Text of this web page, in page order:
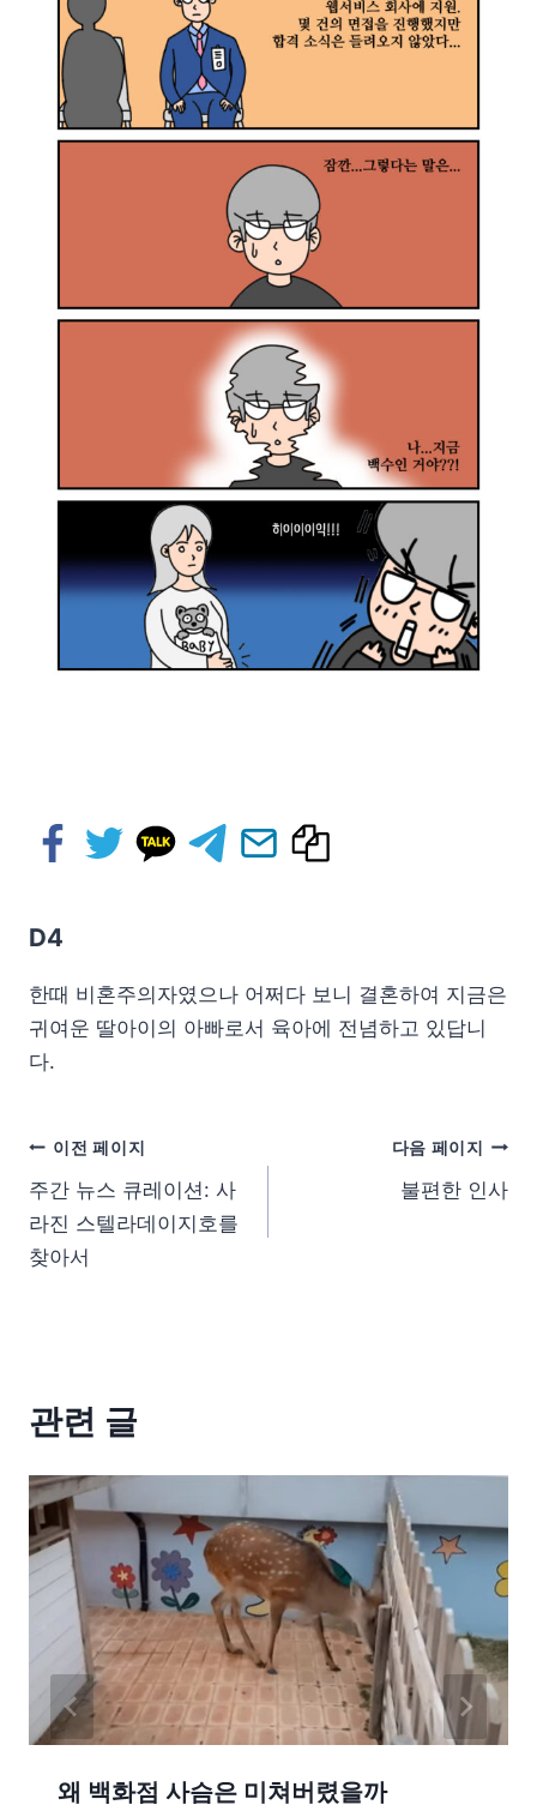
D4
한때 비혼주의자였으나 어쩌다 보니 결혼하여 지금은
귀여운 딸아이의 아빠로서 육아에 전념하고 있답니
다.
이전 페이지
주간 뉴스 큐레이션: 사
라진 스텔라데이지호를
찾아서
다음 페이지
불편한 인사
관련 글
왜 백화점 사슴은 미쳐버렸을까